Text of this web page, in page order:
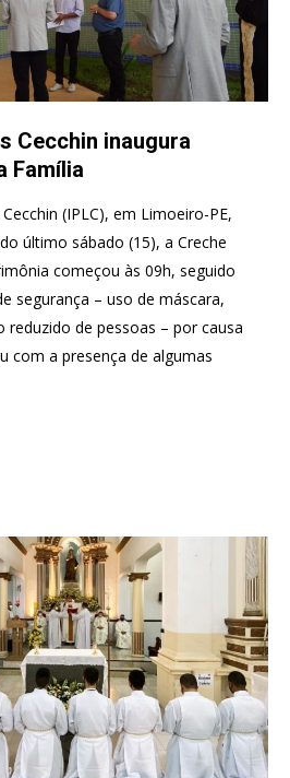
Cecchin inaugura
Família
(IPLC), em Limoeiro-PE,
último sábado (15), a Creche
começou às 09h, seguido
segurança – uso de máscara,
reduzido de pessoas – por causa
com a presença de algumas